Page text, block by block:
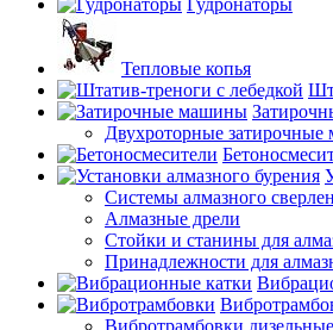
Гудронаторы
Тепловые копья
Двухроторные
Системы алмазного
Алмазные дрели
Стойки и станины для
Принадлежности для
Вибротрамбовки дизельные